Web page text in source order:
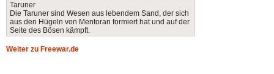
Taruner
Die Taruner sind Wesen aus lebendem Sand, der sich
aus den Hügeln von Mentoran formiert hat und auf der
Seite des Bösen kämpft.
Weiter zu Freewar.de